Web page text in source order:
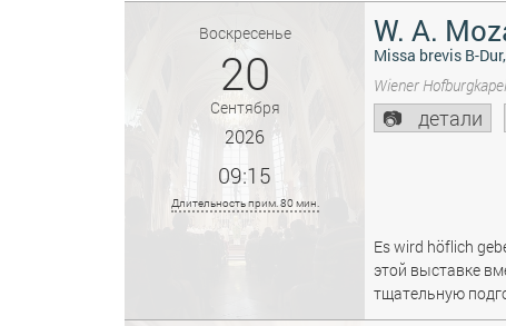
Воскресенье
20
Сентября
2026
09:15
Длительность прим. 80 мин.
W. A.
Missa brevis B-
Wiener
детали
Es wird höflich
этой выставке
тщательную